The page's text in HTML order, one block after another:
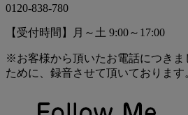
0120-838-780
【受付時間】月～土 9:00～17:00
※お客様から頂いたお電話につき
ために、録音させて頂いております